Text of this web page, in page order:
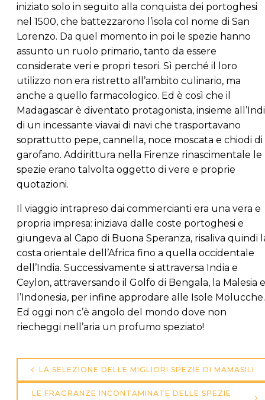
iniziato solo in seguito alla conquista dei portoghesi
nel 1500, che battezzarono l’isola col nome di San
Lorenzo. Da quel momento in poi le spezie hanno
assunto un ruolo primario, tanto da essere
considerate veri e propri tesori. Sì perché il loro
utilizzo non era ristretto all’ambito culinario, ma
anche a quello farmacologico. Ed è così che il
Madagascar è diventato protagonista, insieme
di un incessante viavai di navi che trasportavano
soprattutto pepe, cannella, noce moscata e chiodi di
garofano. Addirittura nella Firenze rinascimentale le
spezie erano talvolta oggetto di vere e proprie
quotazioni.
Il viaggio intrapreso dai commercianti era una vera e
propria impresa: iniziava dalle coste portoghesi e
giungeva al Capo di Buona Speranza, risaliva quindi
costa orientale dell’Africa fino a quella occidentale
dell’India. Successivamente si attraversa India e
Ceylon, attraversando il Golfo di Bengala, la Malesia e
l’Indonesia, per infine approdare alle Isole Molucche.
Ed oggi non c’è angolo del mondo dove non
riecheggi nell’aria un profumo speziato!
Navigazione
articoli
LA SELEZIONE DELLE MIGLIORI SPEZIE DI MAMASILI
LE FRAGRANZE INCONTAMINATE DELLE SPEZIE